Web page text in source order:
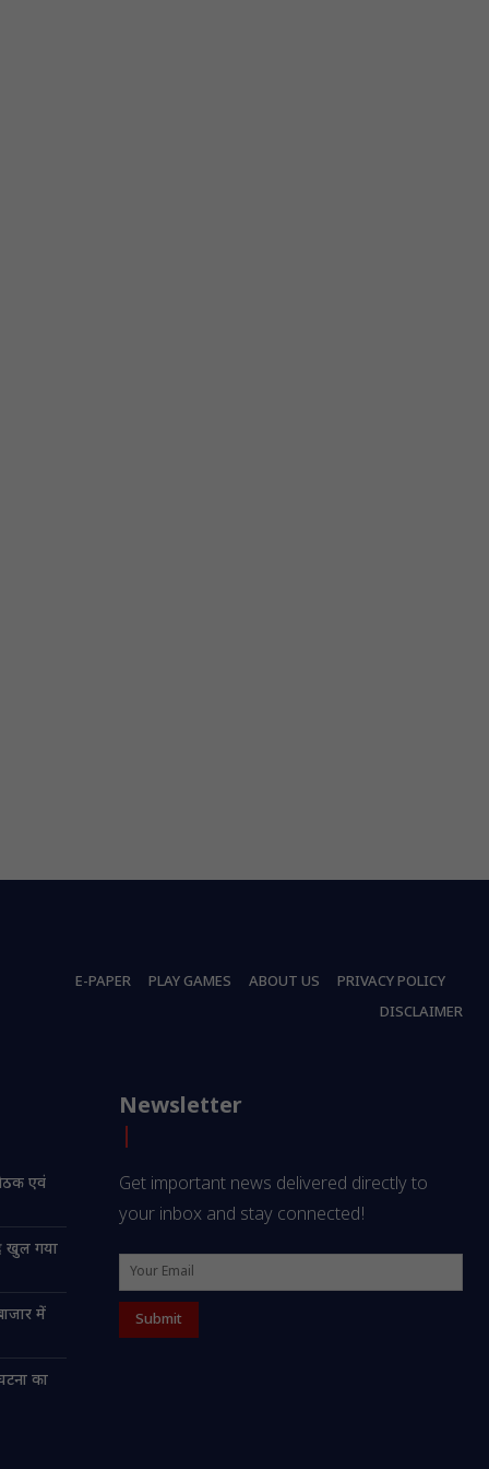
E-PAPER PLAY GAMES ABOUT US
PRIVACY POLICY
DISCLAIMER
एवं
खुल गया
में
का
Newsletter
Get important news delivered directly to
your inbox and stay connected!